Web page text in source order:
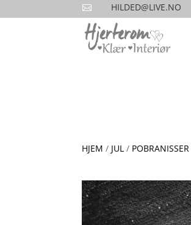
 HILDED@LIVE.NO
HJEM / JUL / POBRANISSER